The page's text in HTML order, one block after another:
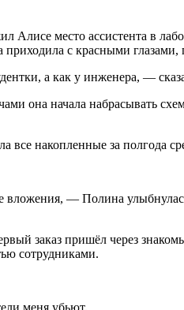
Алисе место ассистента в
с красными глазами,
а как у инженера, —
она начала набрасывать
накопленные за полгода
— Полина
заказ пришёл через
сотрудниками.
меня убьют.